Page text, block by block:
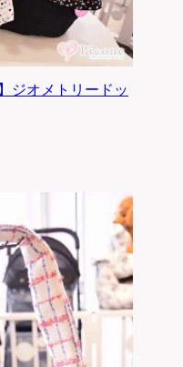
ジオメトリードッ